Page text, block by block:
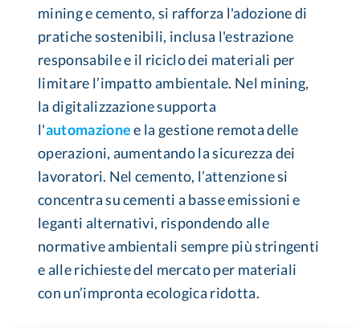
mining e cemento, si rafforza l'adozione di
pratiche sostenibili, inclusa l'estrazione
responsabile e il riciclo dei materiali per
limitare l’impatto ambientale. Nel mining,
la digitalizzazione supporta
l'automazionee la gestione remota delle
operazioni, aumentando la sicurezza dei
lavoratori. Nel cemento, l’attenzione si
concentra su cementi a basse emissioni e
leganti alternativi, rispondendo alle
normative ambientali sempre più stringenti
e alle richieste del mercato per materiali
con un’impronta ecologica ridotta.